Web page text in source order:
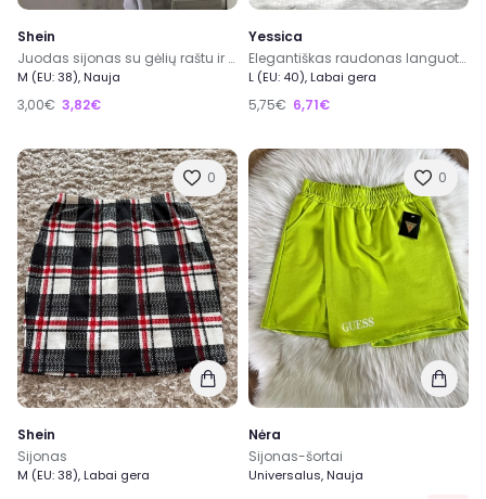
Shein
Juodas sijonas su gėlių raštu ir skeltuku
M (EU: 38), Nauja
3,00€ 3,82€
Yessica
Elegantiškas raudonas languotas Yessica sijonas, 40 dydis, su vilna
L (EU: 40), Labai gera
5,75€ 6,71€
0
Shein
Sijonas
M (EU: 38), Labai gera
0
Nėra
Sijonas-šortai
Universalus, Nauja